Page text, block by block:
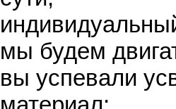
мы будем
вы успевали